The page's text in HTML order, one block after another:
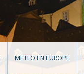
MÉTÉO EN EUROPE